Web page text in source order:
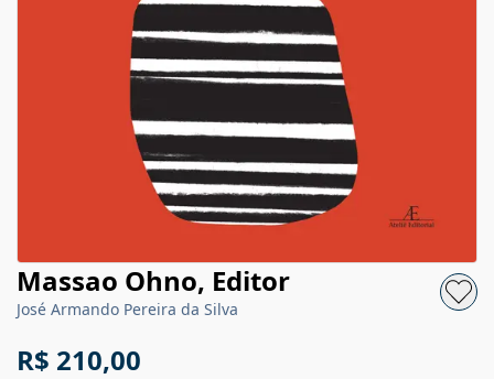
Massao Ohno, Editor
José Armando Pereira da Silva
R$ 210,00